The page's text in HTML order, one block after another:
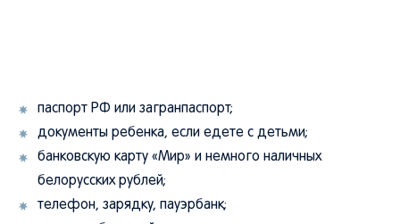
паспорт РФ или загранпаспорт;
документы ребенка, если едете с детьми;
банковскую карту «Мир» и немного наличных
белорусских рублей;
телефон, зарядку, пауэрбанк;